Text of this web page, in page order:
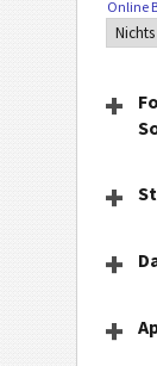
Online